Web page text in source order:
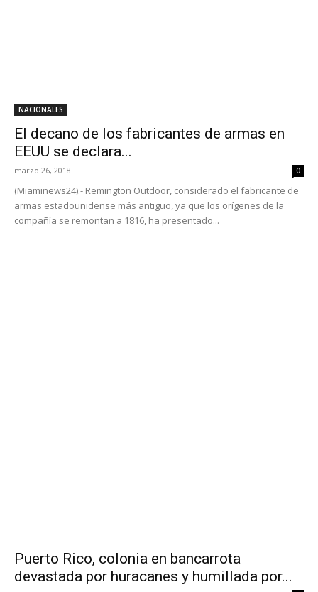
NACIONALES
El decano de los fabricantes de armas en
EEUU se declara...
marzo 26, 2018 0
(Miaminews24).- Remington Outdoor, considerado el fabricante de
armas estadounidense más antiguo, ya que los orígenes de la
compañía se remontan a 1816, ha presentado...
Puerto Rico, colonia en bancarrota
devastada por huracanes y humillada por...